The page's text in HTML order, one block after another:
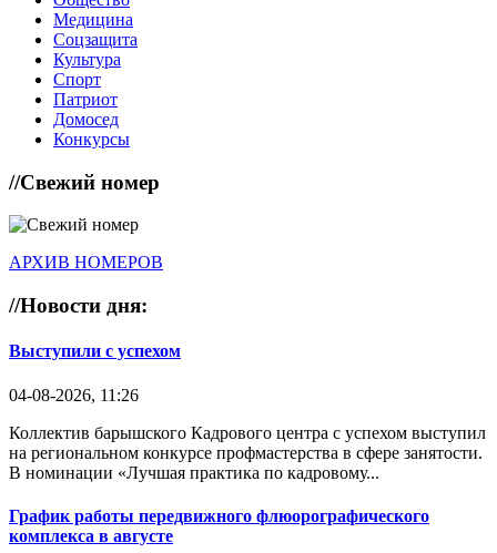
Медицина
Соцзащита
Культура
Спорт
Патриот
Домосед
Конкурсы
//Свежий номер
АРХИВ НОМЕРОВ
//Новости дня:
Выступили с успехом
04-08-2026, 11:26
Коллектив барышского Кадрового центра с успехом выступил
на региональном конкурсе профмастерства в сфере занятости.
В номинации «Лучшая практика по кадровому...
График работы передвижного флюорографического
комплекса в августе